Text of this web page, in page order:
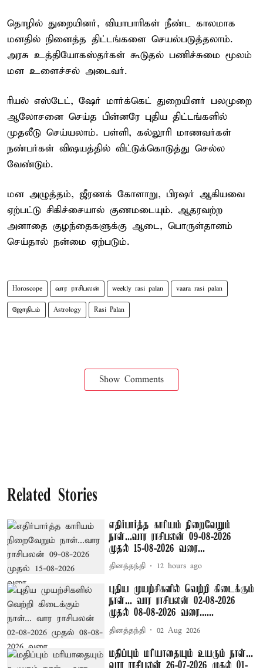
தொழில் துறையினர், வியாபாரிகள் நீண்ட காலமாக
மனதில் நினைத்த திட்டங்களை செயல்படுத்தலாம்.
அரசு உத்தியோகஸ்தர்கள் கூடுதல் பணிச்சுமை மூலம்
மன உளைச்சல் அடைவர்.
ரியல் எஸ்டேட், ஷேர் மார்க்கெட் துறையினர் பலமுறை
ஆலோசனை செய்த பின்னரே புதிய திட்டங்களில்
முதலீடு செய்யலாம். பள்ளி, கல்லூரி மாணவர்கள்
நண்பர்கள் விஷயத்தில் விட்டுக்கொடுத்து செல்ல
வேண்டும்.
மன அழுத்தம், ஜீரணக் கோளாறு, பிரஷர் ஆகியவை
ஏற்பட்டு சிகிச்சையால் குணமடையும். ஆதரவற்ற
அனாதை குழந்தைகளுக்கு ஆடை, பொருள்தானம்
செய்தால் நன்மை ஏற்படும்.
Horoscope வார ராசிபலன் weekly rasi palan vaara rasi palan
ஜோதிடம் Astrology Rasi Palan
Show Comments
Related Stories
எதிர்பார்த்த காரியம் நிறைவேறும்
நாள்...வார ராசிபலன் 09-08-2026
முதல் 15-08-2026 வரை...
தினத்தந்தி 12 hours ago
புதிய முயற்சிகளில் வெற்றி கிடைக்கும்
நாள்... வார ராசிபலன் 02-08-2026
முதல் 08-08-2026 வரை......
தினத்தந்தி 02 Aug 2026
மதிப்பும் மரியாதையும் உயரும் நாள்...
வார ராசிபலன் 26-07-2026 முதல் 01-